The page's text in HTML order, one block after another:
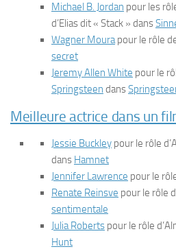
Michael B. Jordan pour les
d’Elias dit « Stack » dans
Wagner Mourapour le rôle
secret
Jeremy Allen White pour le
Springsteen dans
Meilleure actrice dans un
Jessie Buckley pour le rôle
dans Hamnet
Jennifer Lawrence pour le
Renate Reinsve pour le rôle
sentimentale
Julia Roberts pour le rôle
Hunt